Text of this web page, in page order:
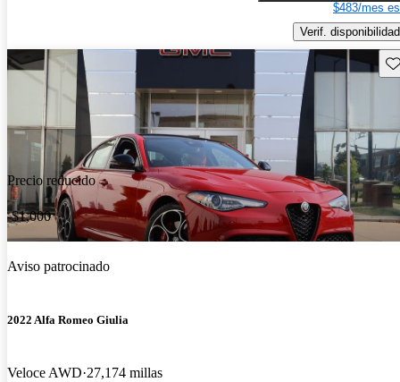
$483/mes
Verif. disponibilidad
Precio reducido
-$1,000
Aviso patrocinado
2022 Alfa Romeo Giulia
Veloce AWD 27,174 millas